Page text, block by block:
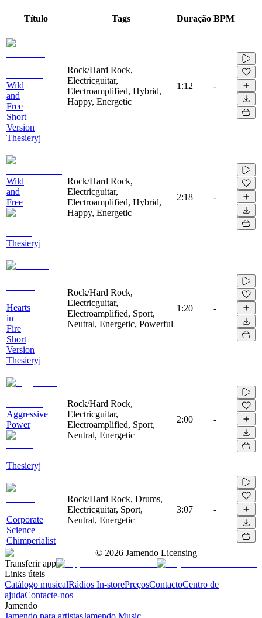
Título Tags Duração BPM
Wild
and
Free
Short
Version
Thesieryj
Rock/Hard Rock,
Electricguitar,
Electroamplified, Hybrid,
Happy, Energetic
1:12 -
Wild
and
Free
Thesieryj
Rock/Hard Rock,
Electricguitar,
Electroamplified, Hybrid,
Happy, Energetic
2:18 -
Hearts
in
Fire
Short
Version
Thesieryj
Rock/Hard Rock,
Electricguitar,
Electroamplified, Sport,
Neutral, Energetic, Powerful
1:20 -
Aggressive
Power
Thesieryj
Rock/Hard Rock,
Electricguitar,
Electroamplified, Sport,
Neutral, Energetic
2:00 -
Corporate
Science
Chimperialist
Rock/Hard Rock, Drums,
Electricguitar, Sport,
Neutral, Energetic
3:07 -
© 2026 Jamendo Licensing
Transferir app
Links úteis
Catálogo musicalRádios In-storePreçosContactoCentro de
ajudaContacte-nos
Jamendo
Jamendo para artistasJamendo Music